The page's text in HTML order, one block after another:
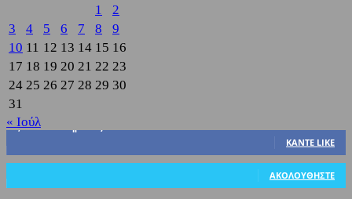
1
2
3
4 5 6 7 8
9
10 11 12 13 14 15 16
17 18 19 20 21 22 23
24 25 26 27 28 29 30
31
« Ιούλ
3,822
ΚΆΝΤΕ LIKE
ΑΚΟΛΟΥΘΉΣΤΕ